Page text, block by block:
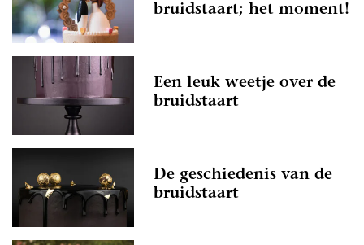
bruidstaart; het moment!
Een leuk weetje over de
bruidstaart
De geschiedenis van de
bruidstaart